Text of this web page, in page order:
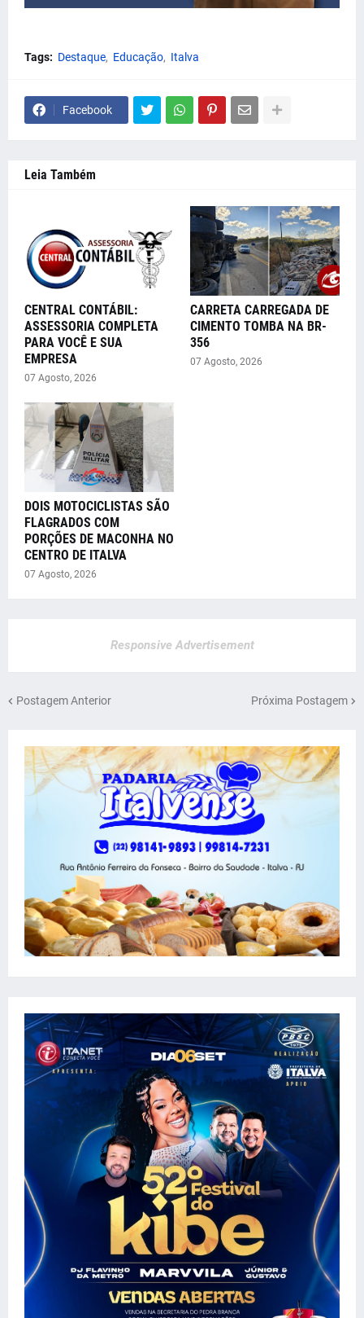
Tags: Destaque Educação Italva
Facebook
Leia Também
CENTRAL CONTÁBIL:
ASSESSORIA COMPLETA
PARA VOCÊ E SUA
EMPRESA
07 Agosto, 2026
CARRETA CARREGADA DE
CIMENTO TOMBA NA BR-
356
07 Agosto, 2026
DOIS MOTOCICLISTAS SÃO
FLAGRADOS COM
PORÇÕES DE MACONHA NO
CENTRO DE ITALVA
07 Agosto, 2026
Responsive Advertisement
Postagem Anterior Próxima Postagem